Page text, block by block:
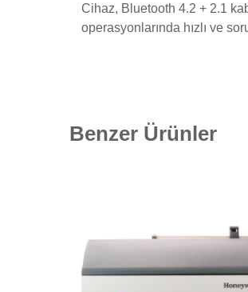
Cihaz, Bluetooth 4.2 + 2.1
operasyonlarında hızlı ve
Benzer Ürünler